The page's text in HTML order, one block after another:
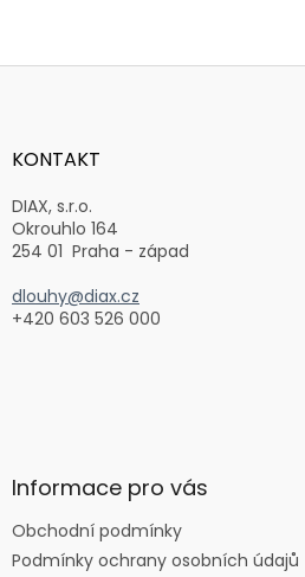
Z
aKONTAKT
DIAX, s.r.o.
Okrouhlo 164
254 01 Praha - západ
dlouhy@diax.cz
+420 603 526 000
Informace pro vás
Obchodní podmínky
Podmínky ochrany osobních údajů